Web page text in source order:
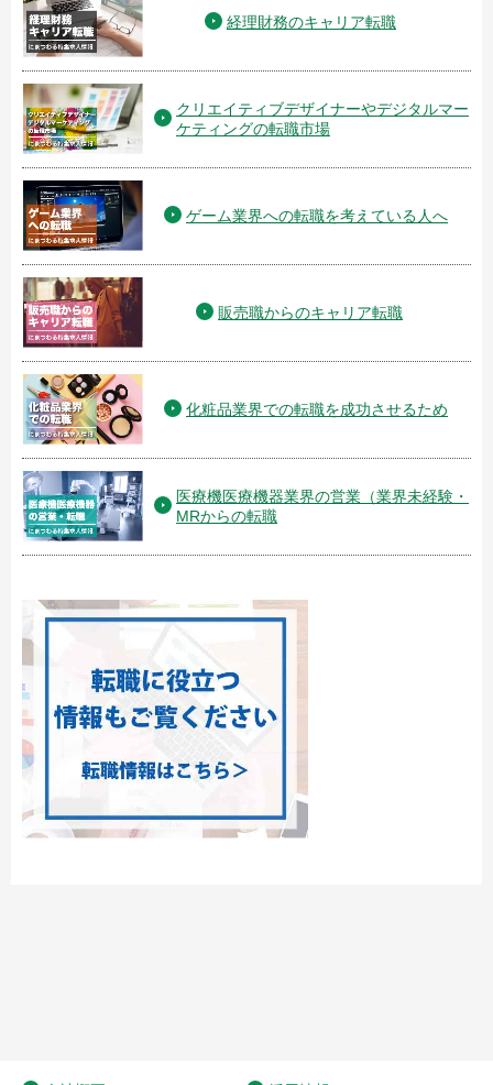
経理財務のキャリア転職
クリエイティブデザイナーやデジタルマー
ケティングの転職市場
ゲーム業界への転職を考えている人へ
販売職からのキャリア転職
化粧品業界での転職を成功させるため
医療機医療機器業界の営業（業界未経験・
MRからの転職